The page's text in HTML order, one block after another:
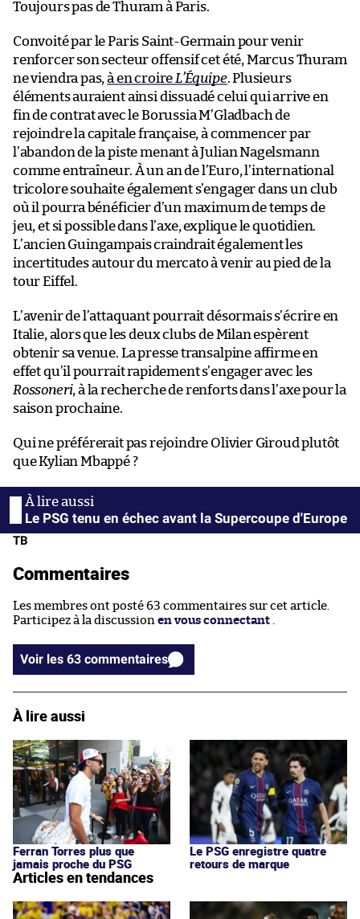
Toujours pas de Thuram à Paris.
Convoité par le Paris Saint-Germain pour venir
renforcer son secteur offensif cet été, Marcus Thuram
ne viendra pas,à en croire L’Équipe. Plusieurs
éléments auraient ainsi dissuadé celui qui arrive en
fin de contrat avec le Borussia M’Gladbach de
rejoindre la capitale française, à commencer par
l’abandon de la piste menant à Julian Nagelsmann
comme entraîneur. À un an de l’Euro, l’international
tricolore souhaite également s’engager dans un club
où il pourra bénéficier d’un maximum de temps de
jeu, et si possible dans l’axe, explique le quotidien.
L’ancien Guingampais craindrait également les
incertitudes autour du mercato à venir au pied de la
tour Eiffel.
L’avenir de l’attaquant pourrait désormais s’écrire en
Italie, alors que les deux clubs de Milan espèrent
obtenir sa venue. La presse transalpine affirme en
effet qu’il pourrait rapidement s’engager avec les
Rossoneri, à la recherche de renforts dans l’axe pour la
saison prochaine.
Qui ne préférerait pas rejoindre Olivier Giroud plutôt
que Kylian Mbappé ?
Le PSG tenu en échec avant la Supercoupe d'Europe
TB
Commentaires
Les membres ont posté 63 commentaires sur cet article.
Participez à la discussion en vous connectant
Voir les 63 commentaires
À lire aussi
Ferran Torres plus que
jamais proche du PSG
Le PSG enregistre quatre
retours de marque
Articles en tendances